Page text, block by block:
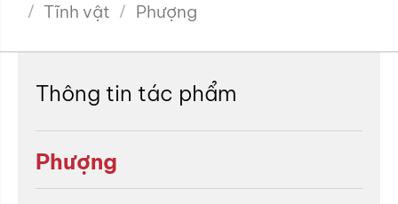
Tĩnh vật
Phượng
Thông tin tác phẩm
Phượng